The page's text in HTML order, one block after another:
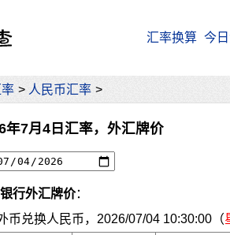
汇率换算 今
> 人民币汇率 >
年7月4日汇率，外汇牌价
行外汇牌价：
兑换人民币，2026/07/04 10:30:00（